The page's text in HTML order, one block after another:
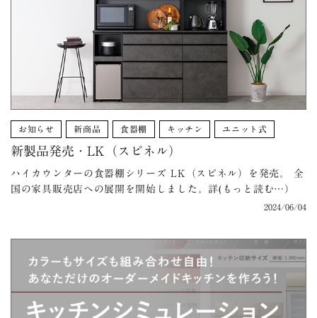
お知らせ 新商品 食器棚 キッチン ユニット式
新製品発売・LK（スピネル）
ハイカウンターの食器棚シリーズ LK（スピネル）を発売。 全
国の家具販売店への展開を開始しました。詳(もっと読む…）
2024/06/04